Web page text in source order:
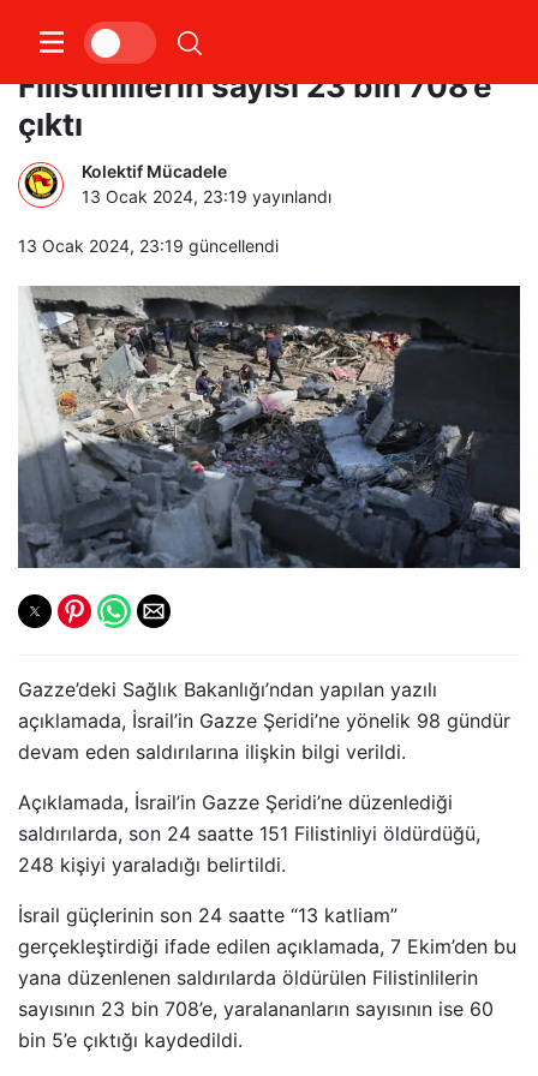
İsrail’in saldırılarında öldürülen
Filistinlilerin sayısı 23 bin 708’e
çıktı
Kolektif Mücadele
13 Ocak 2024, 23:19 yayınlandı
13 Ocak 2024, 23:19 güncellendi
Gazze’deki Sağlık Bakanlığı’ndan yapılan yazılı
açıklamada, İsrail’in Gazze Şeridi’ne yönelik 98 gündür
devam eden saldırılarına ilişkin bilgi verildi.
Açıklamada, İsrail’in Gazze Şeridi’ne düzenlediği
saldırılarda, son 24 saatte 151 Filistinliyi öldürdüğü,
248 kişiyi yaraladığı belirtildi.
İsrail güçlerinin son 24 saatte “13 katliam”
gerçekleştirdiği ifade edilen açıklamada, 7 Ekim’den bu
yana düzenlenen saldırılarda öldürülen Filistinlilerin
sayısının 23 bin 708’e, yaralananların sayısının ise 60
bin 5’e çıktığı kaydedildi.